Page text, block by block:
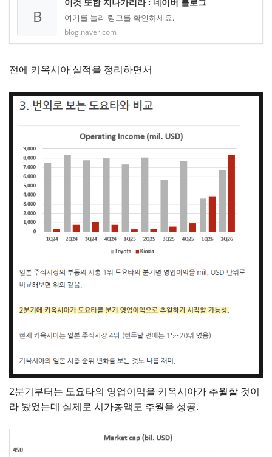
B 여기를 눌러 링크를 확인하세요.
blog.naver.com
전에 키옥시아 실적을 정리하면서
2분기부터는 도요타의 영업이익을 키옥시아가 추월할 것이
라 봤었는데 실제로 시가총액도 추월을 성공.